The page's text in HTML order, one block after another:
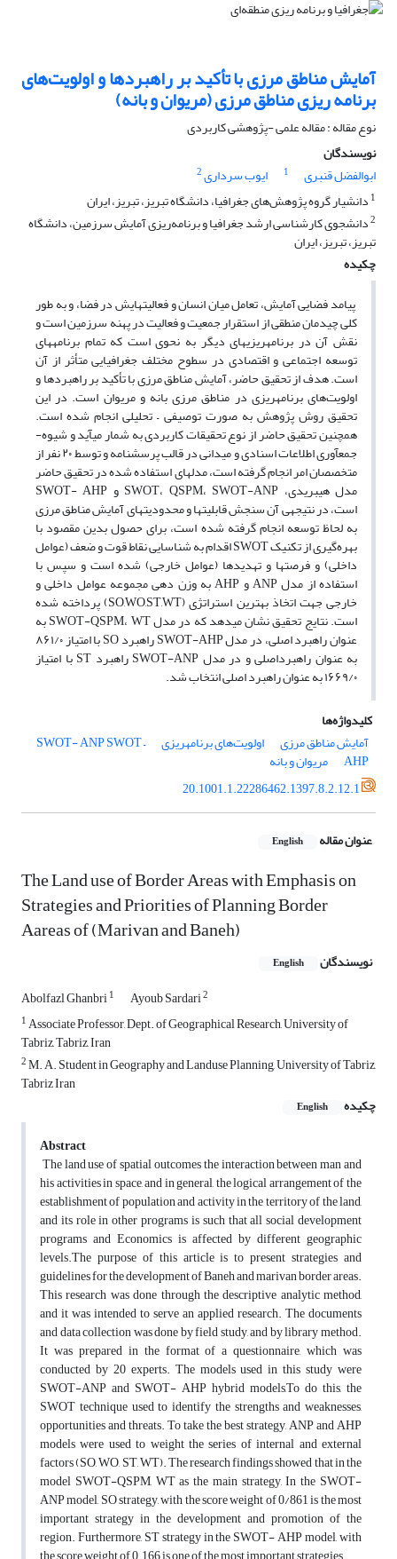
آمایش مناطق مرزی با تأکید بر راهبردها و اولویت‌های
برنامه ریزی مناطق مرزی (مریوان و بانه)
نوع مقاله : مقاله علمی -پژوهشی کاربردی
نویسندگان
ابوالفضل قنبری
1 ایوب سرداری2
1 دانشیار گروه پژوهش‌های جغرافیا، دانشگاه تبریز، تبریز، ایران
2دانشجوی کارشناسی ارشد جغرافیا و برنامه‌ریزی آمایش سرزمین، دانشگاه
تبریز، تبریز، ایران
چکیده
پیامد فضایی آمایش، تعامل میان انسان و فعالیت­هایش در فضا، و به طور
کلی چیدمان منطقی از استقرار جمعیت و فعالیت در پهنه سرزمین است و
نقش آن در برنامه­ریزی­های دیگر به نحوی است که تمام برنامه­های
توسعه اجتماعی و اقتصادی در سطوح مختلف جغرافیایی متأثر از آن
است. هدف از تحقیق حاضر، آمایش مناطق مرزی با تأکید بر راهبردها و
اولویت‌های برنامه­ریزی در مناطق مرزی بانه و مریوان است. در این
تحقیق روش پژوهش به صورت توصیفی – تحلیلی انجام شده است.
همچنین تحقیق حاضر از نوع تحقیقات کاربردی به شمار می­آید و شیوه­
جمع­آوری اطلاعات اسنادی و میدانی در قالب پرسشنامه و توسط ۲۰ نفر از
متخصصان امر انجام گرفته است، مدل­های استفاده شده در تحقیق حاضر
مدل هیبریدی، SWOT، QSPM، SWOT-ANP و SWOT- AHP
است، در نتیجه­ی آن سنجش قابلیت­ها و محدودیت­های آمایش مناطق مرزی
به لحاظ توسعه انجام گرفته شده است، برای حصول بدین مقصود با
بهره‌گیری از تکنیک SWOT اقدام به شناسایی نقاط قوت و ضعف (عوامل
داخلی) و فرصت­ها و تهدیدها (عوامل خارجی) شده است و سپس با
استفاده از مدل ANP و AHP به وزن دهی مجموعه عوامل داخلی و
خارجی جهت اتخاذ بهترین استراتژی (SO,WO,ST,WT) پرداخته شده
است. نتایج تحقیق نشان می­دهد که در مدل SWOT-QSPM، WT به
عنوان راهبرد اصلی، در مدل SWOT-AHP راهبرد SO‌ با امتیاز ۸۶۱/۰
به عنوان راهبرداصلی و در مدل SWOT-ANP راهبرد ST‌ با امتیاز
۱۶۶۹/۰ به عنوان راهبرد اصلی انتخاب شد.
کلیدواژه‌ها
آمایش مناطق مرزی
اولویت‌های برنامه­ریزی SWOT- ANPSWOT –
AHP
مریوان و بانه
20.1001.1.22286462.1397.8.2.12.1
عنوان مقاله English
The Land use of Border Areas with Emphasis on
Strategies and Priorities of Planning Border
Aareas of (Marivan and Baneh)
نویسندگان English
Abolfazl Ghanbri1 Ayoub Sardari2
1Associate Professor, Dept. of Geographical Research, University of
Tabriz, Tabriz, Iran
2M. A. Student in Geography and Landuse Planning, University of Tabriz,
Tabriz Iran
چکیده
English
Abstract
The land use of spatial outcomes the interaction between man and
his activities in space, and in general, the logical arrangement of the
establishment of population and activity in the territory of the land,
and its role in other programs is such that all social development
programs and Economics is affected by different geographic
levels.The purpose of this article is to present strategies and
guidelines for the development of Baneh and marivan border areas.
This research was done through the descriptive analytic method,
and it was intended to serve an applied research. The documents
and data collection was done by field study, and by library method.
It was prepared in the format of a questionnaire, which was
conducted by 20 experts. The models used in this study were
SWOT-ANP and SWOT- AHP hybrid models,To do this, the
SWOT technique used to identify the strengths and weaknesses,
opportunities and threats. To take the best strategy, ANP and AHP
models were used to weight the series of internal and external
factors (SO, WO, ST, WT). The research findings showed that in the
model SWOT-QSPM, WT as the main strategy, In the SWOT-
ANP model, SO strategy, with the score weight of 0/861 is the most
important strategy in the development and promotion of the
region. Furthermore, ST strategy in the SWOT- AHP model, with